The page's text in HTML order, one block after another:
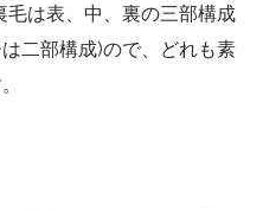
毛は表、中、裏の三部構成
二部構成)ので、どれも素